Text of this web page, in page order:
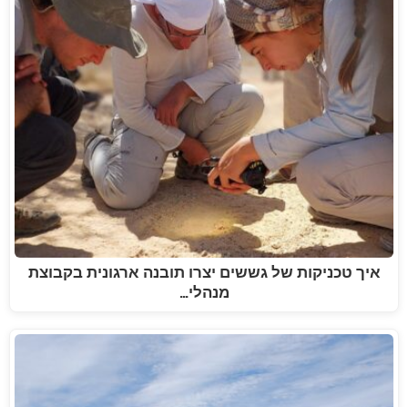
איך טכניקות של גששים יצרו תובנה ארגונית בקבוצת
מנהלי…